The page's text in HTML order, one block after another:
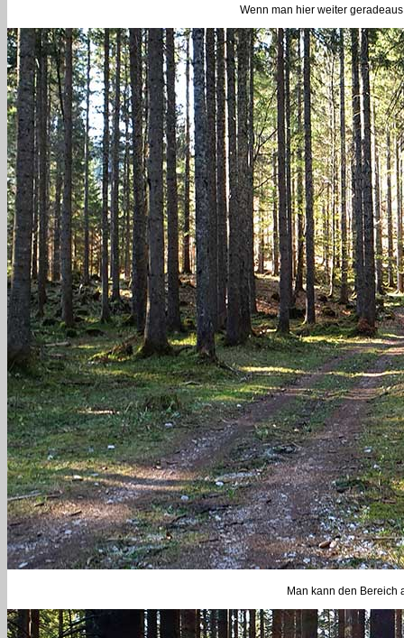
Wenn man hier weiter
Man kann den Bereich